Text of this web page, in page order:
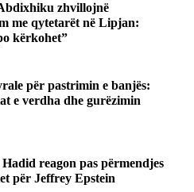
zhvillojnë
me qytetarët në Lipjan:
kërkohet”
për pastrimin e banjës:
e verdha dhe gurëzimin
reagon pas përmendjes
për Jeffrey Epstein